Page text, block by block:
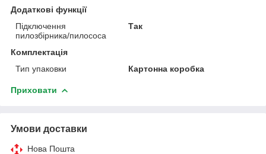
Додаткові функції
Підключення
пилозбірника/пилососа
Так
Комплектація
Тип упаковки
Картонна коробка
Приховати
Умови доставки
Нова Пошта